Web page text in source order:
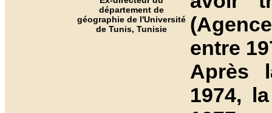
département de
géographie de l'Université
de Tunis, Tunisie
entre
Après
1974,